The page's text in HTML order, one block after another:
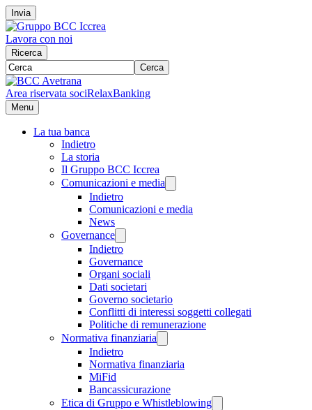
Invia
Lavora con noi
Ricerca
Cerca
Area riservata sociRelaxBanking
Menu
La tua banca
Indietro
La storia
Il Gruppo BCC Iccrea
Comunicazioni e media
Indietro
Comunicazioni e media
News
Governance
Indietro
Governance
Organi sociali
Dati societari
Governo societario
Conflitti di interessi soggetti collegati
Politiche di remunerazione
Normativa finanziaria
Indietro
Normativa finanziaria
MiFid
Bancassicurazione
Etica di Gruppo e Whistleblowing